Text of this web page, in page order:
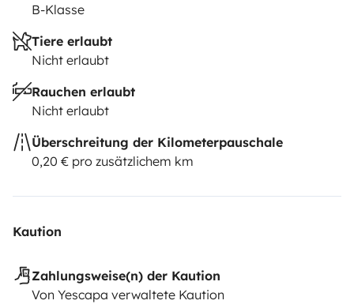
B-Klasse
Tiere erlaubt
Nicht erlaubt
Rauchen erlaubt
Nicht erlaubt
Überschreitung der Kilometerpauschale
0,20 € pro zusätzlichem km
Kaution
Zahlungsweise(n) der Kaution
Von Yescapa verwaltete Kaution